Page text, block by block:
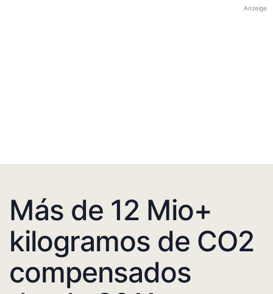
Anzeige
Más de 12 Mio+
kilogramos de CO2
compensados